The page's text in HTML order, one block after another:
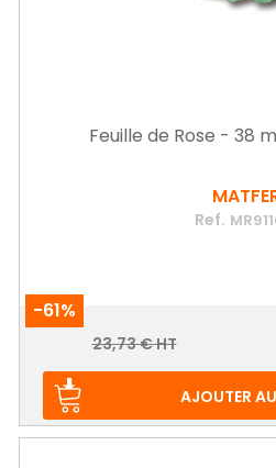
Feuille de Rose - 38
Ref.
-61%
Prix
Prix
23,73 € HT
AJOUTER